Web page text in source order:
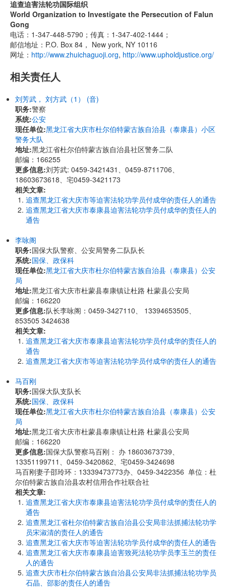
追查迫害法轮功国际组织
World Organization to Investigate the Persecution of Falun
Gong
电话：1-347-448-5790；传真：1-347-402-1444；
邮信地址：P.O. Box 84， New york, NY 10116
网址： http://www.zhuichaguoji.org, http://www.upholdjustice.org/
相关责任人
刘芳武， 刘方武（1） (音)
职务:警察
系统:公安
现任单位:黑龙江省大庆市杜尔伯特蒙古族自治县（泰康县）小区
警务大队
地址:黑龙江省杜尔伯特蒙古族自治县社区警务二队
邮编：166255
更多信息:刘芳武: 0459-3421431、0459-8711706、
18603673618、宅0459-3421173
相关文章:
追查黑龙江省大庆市等迫害法轮功学员付成华的责任人的通告
追查黑龙江省大庆市泰康县迫害法轮功学员付成华的责任人的
通告
李咏阁
职务:国保大队警察、公安局警务二队队长
系统:国保、政保科
现任单位:黑龙江省大庆市杜尔伯特蒙古族自治县（泰康县）公安
局
地址:黑龙江省大庆市杜蒙县泰康镇让杜路 杜蒙县公安局
邮编：166220
更多信息:队长李咏阁：0459-3427110、 13394653505、
853505 3424638
相关文章:
追查黑龙江省大庆市泰康县迫害法轮功学员付成华的责任人的
通告
追查黑龙江省大庆市等迫害法轮功学员付成华的责任人的通告
马百刚
职务:国保大队支队长
系统:国保、政保科
现任单位:黑龙江省大庆市杜尔伯特蒙古族自治县（泰康县）公安
局
地址:黑龙江省大庆市杜蒙县泰康镇让杜路 杜蒙县公安局
邮编：166220
更多信息:国保大队警察马百刚： 办 18603673739、
13351199711、0459-3420862、宅0459-3424698
马百刚妻子邵玲环：13339473773办、0459-3422356 单位：杜
尔伯特蒙古族自治县农村信用合作社联合社
相关文章:
追查黑龙江省大庆市泰康县迫害法轮功学员付成华的责任人的
通告
追查黑龙江省杜尔伯特蒙古族自治县公安局非法抓捕法轮功学
员宋淑清的责任人的通告
追查黑龙江省大庆市等迫害法轮功学员付成华的责任人的通告
追查黑龙江省大庆市泰康县迫害致死法轮功学员李玉兰的责任
人的通告
追查大庆市杜尔伯特蒙古族自治县公安局非法抓捕法轮功学员
石晶、邵影的责任人的通告